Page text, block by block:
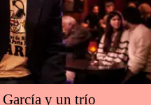
y un trío